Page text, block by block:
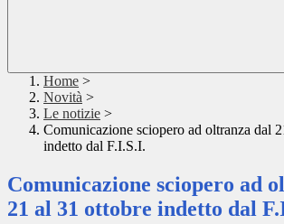
Home >
Novità >
Le notizie >
Comunicazione sciopero ad oltranza dal
indetto dal F.I.S.I.
Comunicazione sciopero ad
21 al 31 ottobre indetto dal